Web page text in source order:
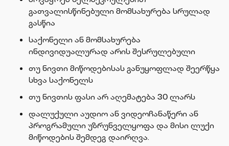
გათვალისწინებული მომსახურება სრულად
გასწია
საქონელი ან მომსახურება
ინდივიდუალურად არის შესრულებული
თუ ნივთი მიწოდებისას განუყოფლად შეერწყა
სხვა საქონელს
თუ ნივთის ფასი არ აღემატება 30 ლარს
დალუქული აუდიო ან ვიდეოჩანაწერი ან
პროგრამული უზრუნველყოფა და მისი ლუქი
მიწოდების შემდეგ დაირღვა.